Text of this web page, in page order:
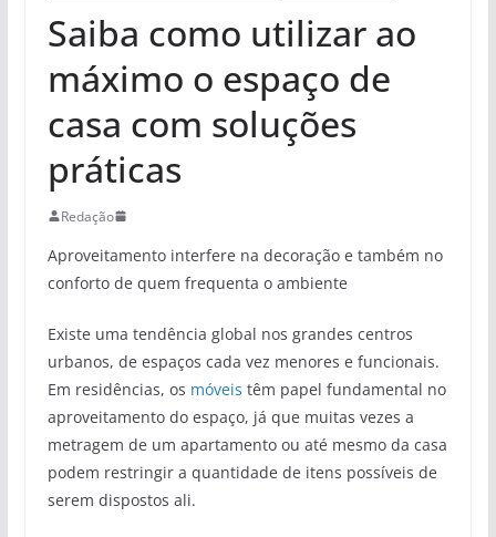
Saiba como utilizar ao
máximo o espaço de
casa com soluções
práticas
Redação
Aproveitamento interfere na decoração e também no
conforto de quem frequenta o ambiente
Existe uma tendência global nos grandes centros
urbanos, de espaços cada vez menores e funcionais.
Em residências, os móveis têm papel fundamental no
aproveitamento do espaço, já que muitas vezes a
metragem de um apartamento ou até mesmo da casa
podem restringir a quantidade de itens possíveis de
serem dispostos ali.